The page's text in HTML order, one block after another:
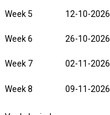
Week 5 12-10-2026
Week 6 26-10-2026
Week 7 02-11-2026
Week 8 09-11-2026